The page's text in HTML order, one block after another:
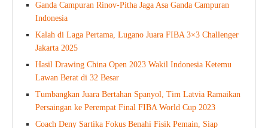
Ganda Campuran Rinov-Pitha Jaga Asa Ganda Campuran
Indonesia
Kalah di Laga Pertama, Lugano Juara FIBA 3×3 Challenger
Jakarta 2025
Hasil Drawing China Open 2023 Wakil Indonesia Ketemu
Lawan Berat di 32 Besar
Tumbangkan Juara Bertahan Spanyol, Tim Latvia Ramaikan
Persaingan ke Perempat Final FIBA World Cup 2023
Coach Deny Sartika Fokus Benahi Fisik Pemain, Siap